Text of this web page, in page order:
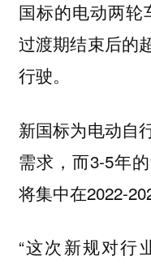
国标的电动两轮
过渡期结束后的
行驶。
新国标为电动自
需求，而3-5年
将集中在2022-
“这次新规对行